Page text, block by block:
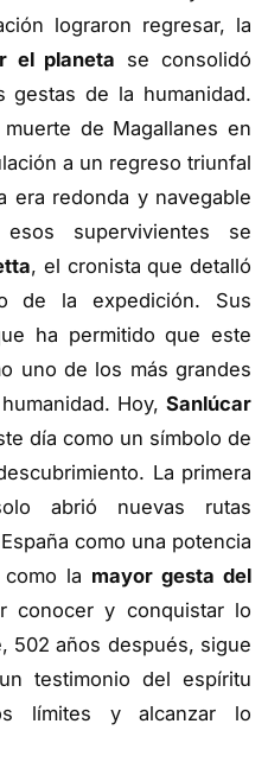
lograron regresar, la
el planeta se consolidó
gestas de la humanidad.
de Magallanes en
a un regreso triunfal
era redonda y navegable
supervivientes se
, el cronista que detalló
de la expedición. Sus
ha permitido que este
uno de los más grandes
Hoy, Sanlúcar
día como un símbolo de
La primera
abrió nuevas rutas
como una potencia
la mayor gesta del
conocer y conquistar lo
502 años después, sigue
testimonio del espíritu
límites y alcanzar lo